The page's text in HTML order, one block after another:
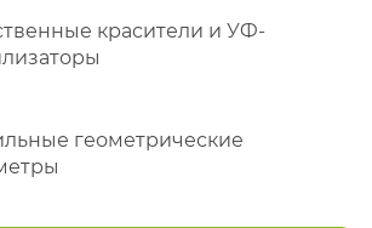
красители и УФ-
геометрические